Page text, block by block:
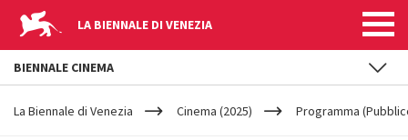
LA BIENNALE DI VENEZIA
YOUR
ARE
La Biennale di Venezia Cinema (2025) Programma
BIENNALE CINEMA